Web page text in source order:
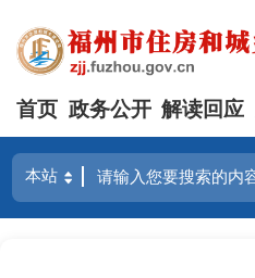
首页 政务公开 解读回应